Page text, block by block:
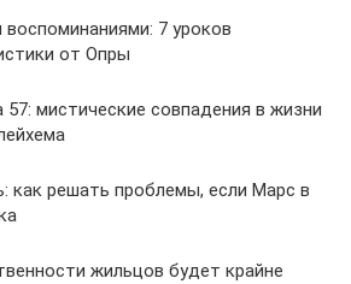
7 уроков
от Опры
57: мистические совпадения в жизни
как решать проблемы, если Марс в
жильцов будет крайне